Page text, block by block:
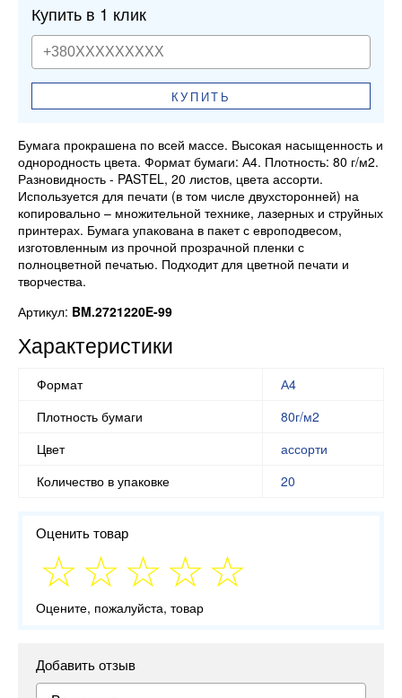
Купить в 1 клик
КУПИТЬ
Бумага прокрашена по всей массе. Высокая насыщенность и
однородность цвета. Формат бумаги: А4. Плотность: 80 г/м2.
Разновидность - PASTEL, 20 листов, цвета ассорти.
Используется для печати (в том числе двухсторонней) на
копировально – множительной технике, лазерных и струйных
принтерах. Бумага упакована в пакет с европодвесом,
изготовленным из прочной прозрачной пленки с
полноцветной печатью. Подходит для цветной печати и
творчества.
Артикул: BM.2721220E-99
Характеристики
Формат
А4
Плотность бумаги
80г/м2
Цвет
ассорти
Количество в упаковке
20
Оценить товар
Оцените, пожалуйста, товар
Добавить отзыв